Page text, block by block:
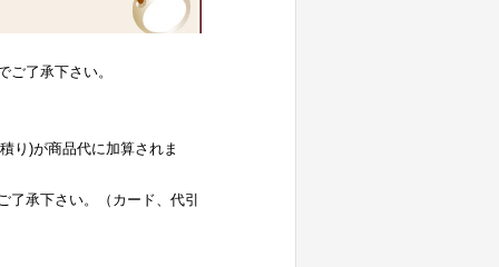
了承下さい。
り)が商品代に加算されま
承下さい。（カード、代引